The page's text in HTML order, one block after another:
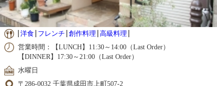
洋食 フレンチ 創作料理 高級料理
営業時間：【LUNCH】11:30～14:00（Last Order）
【DINNER】17:30～21:00（Last Order）
水曜日
〒286-0032 千葉県成田市上町507-2